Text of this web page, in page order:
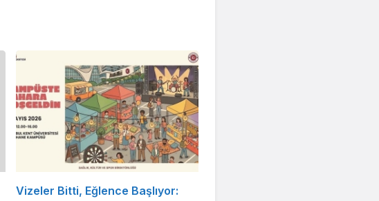
Vizeler Bitti, Eğlence Başlıyor: